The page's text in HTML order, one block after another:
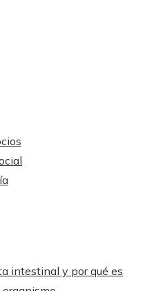
intestinal y por qué es